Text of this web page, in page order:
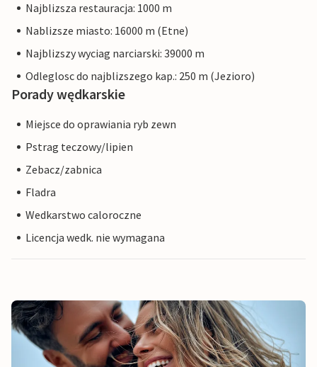
Najblizsza restauracja: 1000 m
Nablizsze miasto: 16000 m (Etne)
Najblizszy wyciag narciarski: 39000 m
Odleglosc do najblizszego kap.: 250 m (Jezioro)
Porady wędkarskie
Miejsce do oprawiania ryb zewn
Pstrag teczowy/lipien
Zebacz/zabnica
Fladra
Wedkarstwo caloroczne
Licencja wedk. nie wymagana